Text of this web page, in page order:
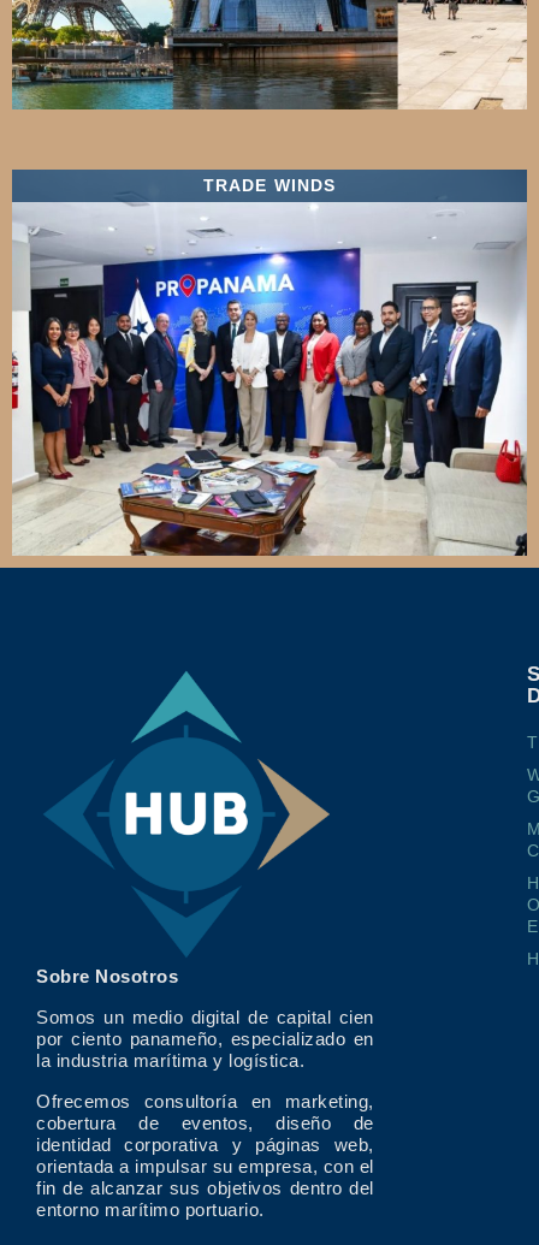
TRADE WINDS
Sobre Nosotros
Somos un medio digital de capital cien
por ciento panameño, especializado en
la industria marítima y logística.
Ofrecemos consultoría en marketing,
cobertura de eventos, diseño de
identidad corporativa y páginas web,
orientada a impulsar su empresa, con el
fin de alcanzar sus objetivos dentro del
entorno marítimo portuario.